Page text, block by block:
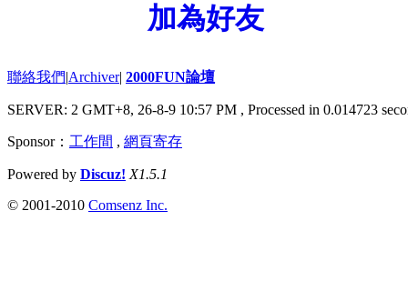
加為好友
聯絡我們|Archiver| 2000FUN論壇
SERVER: 2 GMT+8, 26-8-9 10:57 PM , Processed in 0.014723
Sponsor： 工作間 , 網頁寄存
Powered by Discuz! X1.5.1
© 2001-2010 Comsenz Inc.